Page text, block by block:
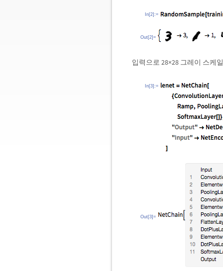
In[2]:=
Out[2]=
입력으로 28×28 그레이 스케
In[3]:=
Out[3]=